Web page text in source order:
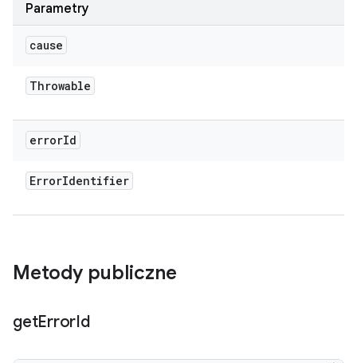
Parametry
cause
Throwable
errorId
ErrorIdentifier
Metody publiczne
getErrorId